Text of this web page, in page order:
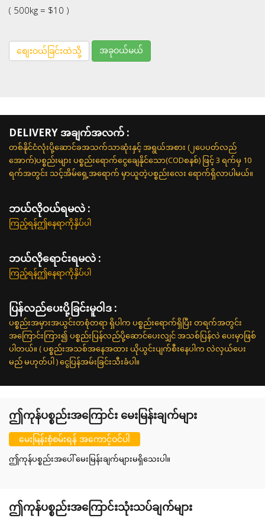
( 500kg = $10 )
စျေးဝယ်ခြင်းထဲသို့ အခုဝယ်မယ်
DELIVERY အချက်အလက် :
တစ်နိုင်ငံလုံးပို့ဆောင်ခအသက်သာဆုံးနှင့် အရွယ်အစား (၂ပေပတ်လည်
အောက်)ပစ္စည်းများ ပစ္စည်းရောက်ငွေချေနိုင်သော(CODစနစ်) ဖြင့် 3 ရက်မှ 10
ရက်အတွင်း သင့်အိမ်ရှေ့အရောက် မှာယူတဲ့ပစ္စည်းလေး ရောက်ရှိလာပါမယ်။
ဘယ်လို၀ယ်ရမလဲ :
ကြည့်ရန်ဤနေရာကိုနှိပ်ပါ
ဘယ်လိုရောင်းရမလဲ :
ကြည့်ရန်ဤနေရာကိုနှိပ်ပါ
ပြန်လည်ပေးပို့ခြင်းမူဝါဒ :
ပစ္စည်းအမှားအယွင်းတစုံတရာ ရှိပါက ပစ္စည်းရောက်ရှိပြီး တရက်အတွင်း
အကြောင်းကြား၍ ပစ္စည်းပြန်လည်ပို့ဆောင်ပေးလျှင် အသစ်ပြန်လဲ ပေးမှာဖြစ်
ပါတယ်။ ( ပစ္စည်းအသစ်အနေအထား ယိုယွင်းပျက်စီးနေပါက လဲလှယ်ပေး
မည် မဟုတ်ပါ ) ငွေပြန်အမ်းခြင်းသီးခံပါ။
ဤကုန်ပစ္စည်းအကြောင်း မေးမြန်းချက်များ
မေးမြန်းစုံစမ်းရန် အကောင့်ဝင်ပါ
ဤကုန်ပစ္စည်းအပေါ် မေးမြန်းချက်များမရှိသေးပါ။
ဤကုန်ပစ္စည်းအကြောင်းသုံးသပ်ချက်များ